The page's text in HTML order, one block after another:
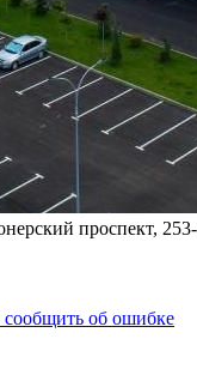
проспект, 253-
об ошибке